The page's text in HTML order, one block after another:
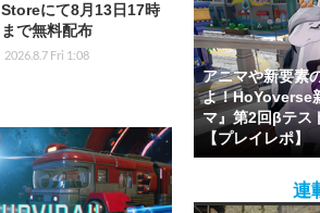
Storeにて8月13日17時
まで無料配布
2026.8.7 Fri 1:08
アニマや新要素
よ！HoYoverse
マ』第2回βテス
【プレイレポ】
連